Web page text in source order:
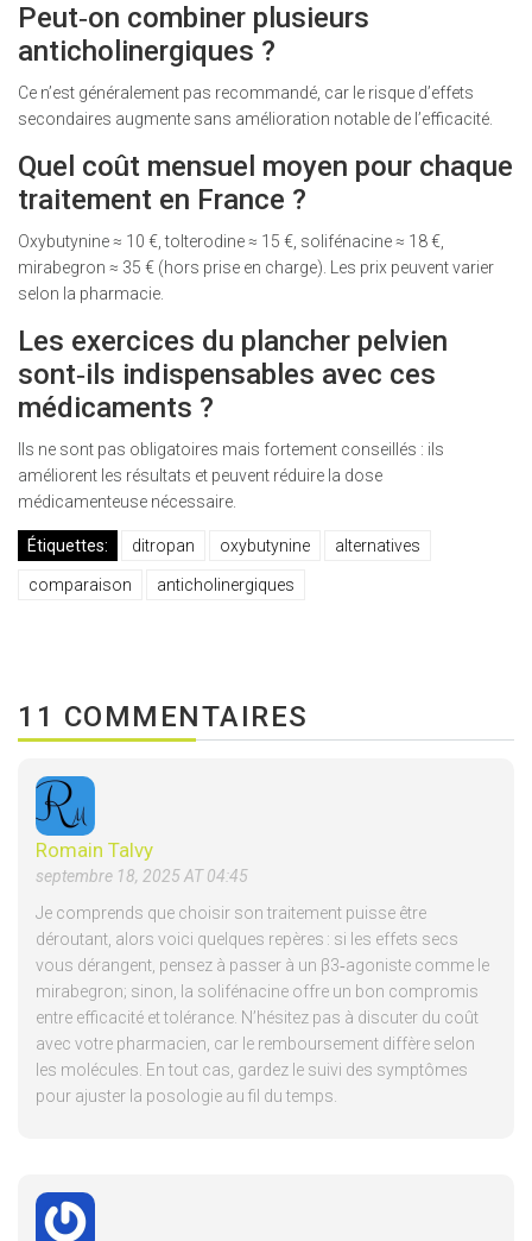
Peut‑on combiner plusieurs
anticholinergiques ?
Ce n’est généralement pas recommandé, car le risque d’effets
secondaires augmente sans amélioration notable de l’efficacité.
Quel coût mensuel moyen pour chaque
traitement en France ?
Oxybutynine ≈ 10 €, tolterodine ≈ 15 €, solifénacine ≈ 18 €,
mirabegron ≈ 35 € (hors prise en charge). Les prix peuvent varier
selon la pharmacie.
Les exercices du plancher pelvien
sont‑ils indispensables avec ces
médicaments ?
Ils ne sont pas obligatoires mais fortement conseillés : ils
améliorent les résultats et peuvent réduire la dose
médicamenteuse nécessaire.
Étiquettes: ditropan oxybutynine alternatives
comparaison anticholinergiques
11 COMMENTAIRES
Romain Talvy
septembre 18, 2025 AT 04:45
Je comprends que choisir son traitement puisse être
déroutant, alors voici quelques repères : si les effets secs
vous dérangent, pensez à passer à un β3‑agoniste comme le
mirabegron; sinon, la solifénacine offre un bon compromis
entre efficacité et tolérance. N’hésitez pas à discuter du coût
avec votre pharmacien, car le remboursement diffère selon
les molécules. En tout cas, gardez le suivi des symptômes
pour ajuster la posologie au fil du temps.